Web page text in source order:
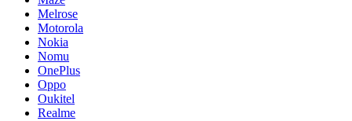
Melrose
Motorola
Nokia
Nomu
OnePlus
Oppo
Oukitel
Realme